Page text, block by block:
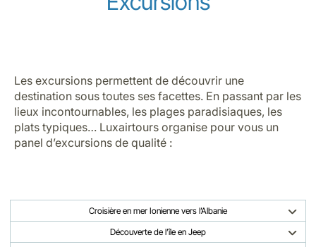
Les excursions permettent de découvrir une
destination sous toutes ses facettes. En passant par les
lieux incontournables, les plages paradisiaques, les
plats typiques… Luxairtours organise pour vous un
panel d’excursions de qualité :
Croisière en mer Ionienne vers l’Albanie
Découverte de l’île en Jeep